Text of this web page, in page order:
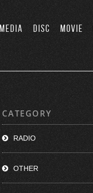
MEDIA DISC MOVIE
CATEGORY
RADIO
OTHER